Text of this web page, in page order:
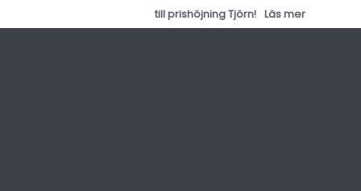
till prishöjning Tjörn! Läs mer